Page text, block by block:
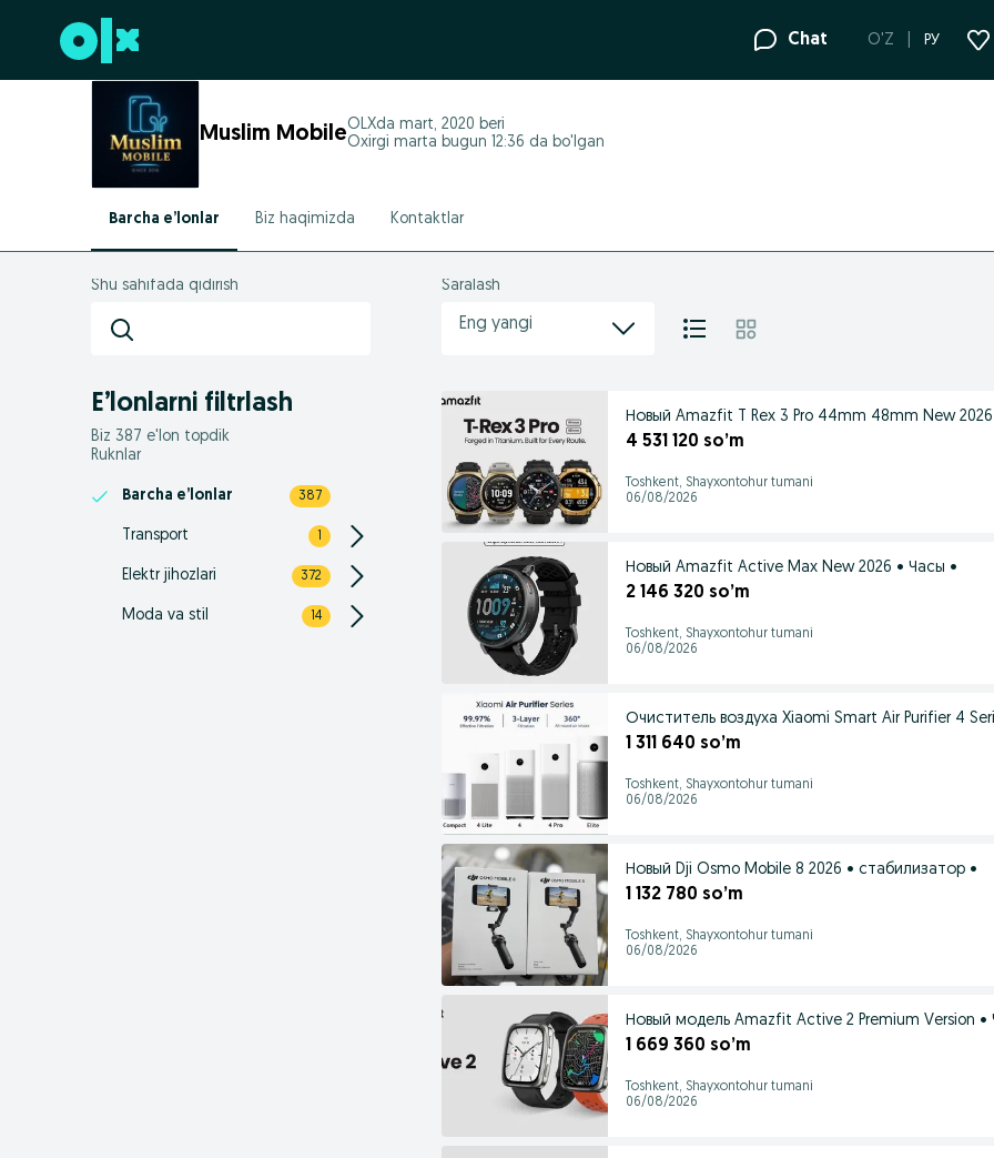
Futerga oʻtish Chat O'Z РУ
Muslim MobileOLXda mart, 2020 beri
Oxirgi marta bugun 12:36 da bo'lgan
Barcha e’lonlar Biz haqimizda Kontaktlar
Shu sahifada qidirish
E’lonlarni filtrlash
Biz 387 e'lon topdik
Ruknlar
Barcha e’lonlar 387
Transport 1
Elektr jihozlari 372
Moda va stil 14
Saralash
Eng yangi
Новый Amazfit T Rex 3 Pro 44mm 48mm New
4 531 120 so’m
Toshkent, Shayxontohur tumani
06/08/2026
Новый Amazfit Active Max New 2026 • Часы •
2 146 320 so’m
Toshkent, Shayxontohur tumani
06/08/2026
Очиститель воздуха Xiaomi Smart Air Purifier 4
1 311 640 so’m
Toshkent, Shayxontohur tumani
06/08/2026
Новый Dji Osmo Mobile 8 2026 • стабилизатор •
1 132 780 so’m
Toshkent, Shayxontohur tumani
06/08/2026
Новый модель Amazfit Active 2 Premium Version •
1 669 360 so’m
Toshkent, Shayxontohur tumani
06/08/2026